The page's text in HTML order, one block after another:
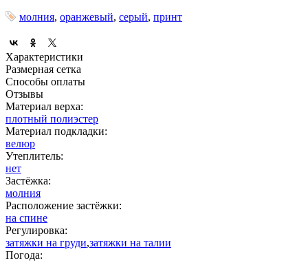
молния, оранжевый, серый, принт
Характеристики
Размерная сетка
Способы оплаты
Отзывы
Материал верха:
плотный полиэстер
Материал подкладки:
велюр
Утеплитель:
нет
Застёжка:
молния
Расположение застёжки:
на спине
Регулировка:
затяжки на груди,затяжки на талии
Погода: